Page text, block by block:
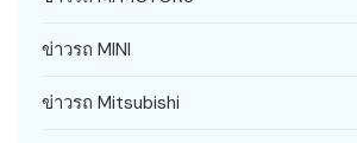
ข่าวรถ MINI
ข่าวรถ Mitsubishi